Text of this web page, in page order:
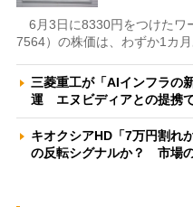
6月3日に8330円をつけたワ
7564）の株価は、わずか1カ
三菱重工が「AIインフラの
運 エヌビディアとの提携
キオクシアHD「7万円割れ
の反転シグナルか？ 市場